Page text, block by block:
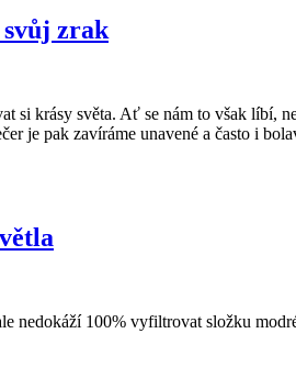
svůj zrak
si krásy světa. Ať se nám to však
je pak zavíráme unavené a často i
nedokáží 100% vyfiltrovat složku